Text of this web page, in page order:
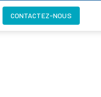
CONTACTEZ-NOUS